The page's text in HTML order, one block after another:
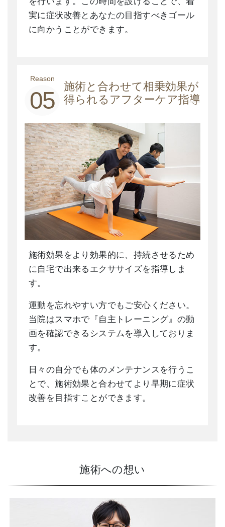
実に症状改善とあなたの目指すべきゴール
に向かうことができます。
Reason
05
施術と合わせて相乗効果が
得られるアフターケア指導
施術効果をより効果的に、持続させるため
に自宅で出来るエクササイズを指導しま
す。
運動を忘れやすい方でもご安心ください。
当院はスマホで『自主トレーニング』の動
画を確認できるシステムを導入しておりま
す。
日々の自分でも体のメンテナンスを行うこ
とで、施術効果と合わせてより早期に症状
改善を目指すことができます。
施術への想い